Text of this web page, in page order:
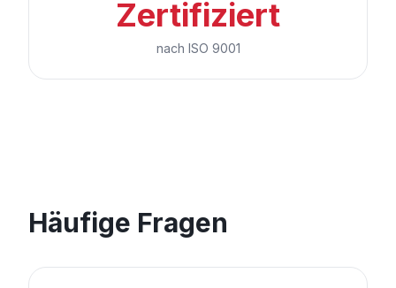
Zertifiziert
nach ISO 9001
Häufige Fragen